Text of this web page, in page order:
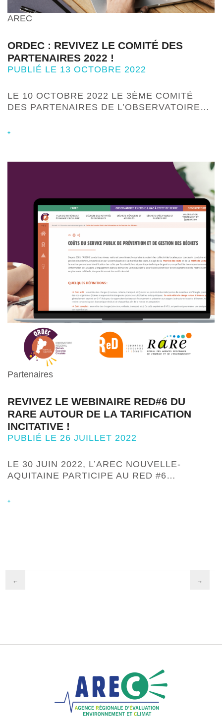
AREC
ORDEC : REVIVEZ LE COMITÉ DES
PARTENAIRES 2022 !
PUBLIÉ LE 13 OCTOBRE 2022
LE 10 OCTOBRE 2022 LE 3ÈME COMITÉ
DES PARTENAIRES DE L’OBSERVATOIRE…
+
Partenaires
REVIVEZ LE WEBINAIRE RED#6 DU
RARE AUTOUR DE LA TARIFICATION
INCITATIVE !
PUBLIÉ LE 26 JUILLET 2022
LE 30 JUIN 2022, L’AREC NOUVELLE-
AQUITAINE PARTICIPE AU RED #6…
+
← →